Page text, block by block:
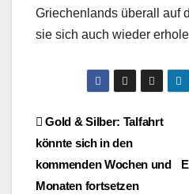
Griechenlands überall auf
sie sich auch wieder
Gold & Silber: Talfahrt
könnte sich in den
kommenden Wochen und
Monaten fortsetzen